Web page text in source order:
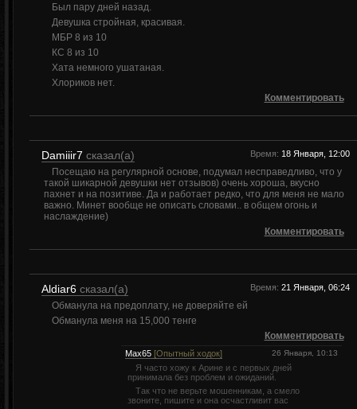
Был пару дней назад.
Девушка стройная, красивая.
МБР 8 из 10
КС 8 из 10
Хата немного ушатаная.
Хлориков нет.
Комментировать
Damiiir7 сказал(а) Время: 18 Января, 12:00
Посещаю на регулярной основе, подумал несправедливо, что у
такой шикарной девушки нет отзывов) очень хороша, вкусно
пахнет и на позитиве. Да и работает редко, что для меня не мало
важно. Минет вообще не описать словами.. в общем огонь и
наслаждение)
Комментировать
Aldiar6 сказал(а) Время: 21 Января, 06:24
Обманула на предоплату, не доверяйте ей
Обманула меня на 15,000 тенге
Комментировать
Max65 [Опытный ходок] 26 Января, 10:13
Я часто хожу к Арине и с первых дней
принимала без проблем и ожиданий.
Так что не верьте мошенникам, а смело
звоните, пишите и она осчастливит вас